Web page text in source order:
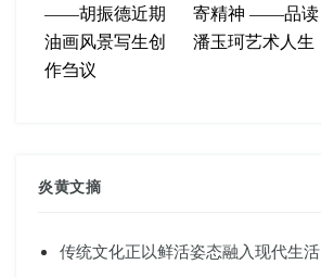
——胡振德近期
油画风景写生创
作刍议
寄精神 ——品读
潘玉珂艺术人生
炎黄文摘
传统文化正以鲜活姿态融入现代生活